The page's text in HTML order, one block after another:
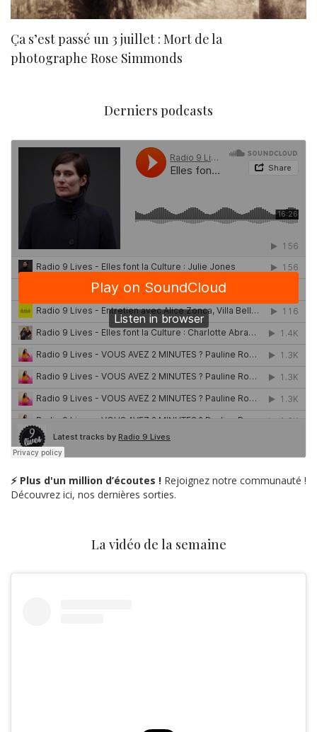
Ça s’est passé un 3 juillet : Mort de la
photographe Rose Simmonds
Derniers podcasts
⚡ Plus d'un million d’écoutes ! Rejoignez notre communauté !
Découvrez ici, nos dernières sorties.
La vidéo de la semaine